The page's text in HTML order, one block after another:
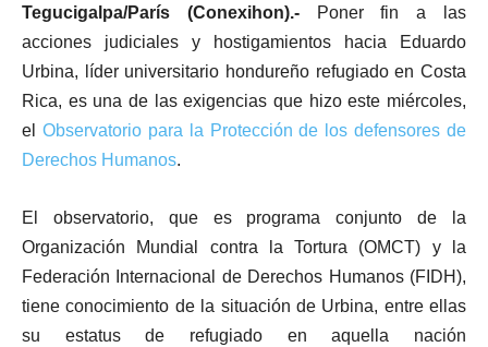
Tegucigalpa/París (Conexihon).-Poner fin a las
acciones judiciales y hostigamientos hacia Eduardo
Urbina, líder universitario hondureño refugiado en Costa
Rica, es una de las exigencias que hizo este miércoles,
el Observatorio para la Protección de los defensores de
Derechos Humanos.
El observatorio, que es programa conjunto de la
Organización Mundial contra la Tortura (OMCT) y la
Federación Internacional de Derechos Humanos (FIDH),
tiene conocimiento de la situación de Urbina, entre ellas
su estatus de refugiado en aquella nación